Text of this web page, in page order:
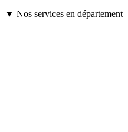
▼ Nos services en département